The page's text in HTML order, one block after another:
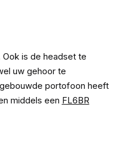
Ook is de headset te
uw gehoor te
portofoon heeft
middels een FL6BR